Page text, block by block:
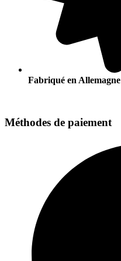
Fabriqué en Allemagne
Méthodes de paiement